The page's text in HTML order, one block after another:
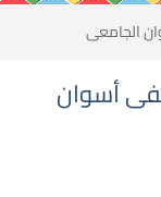
الجامعى
أسوان